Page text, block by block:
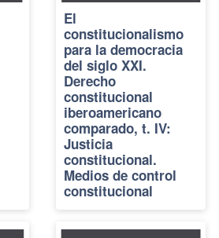
El
constitucionalismo
para la democracia
del siglo XXI.
Derecho
constitucional
iberoamericano
comparado, t. IV:
Justicia
constitucional.
Medios de control
constitucional